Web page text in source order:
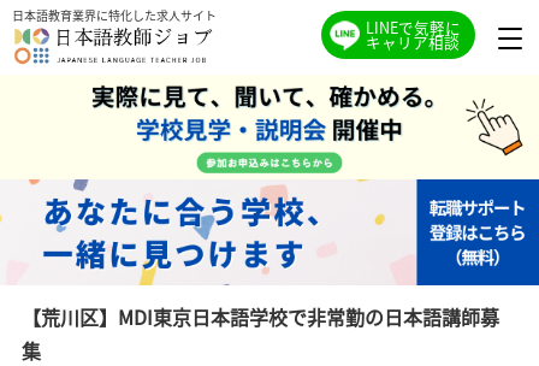
日本語教育業界に特化した求人サイト
LINEで気軽に
キャリア相談
【荒川区】MDI東京日本語学校で非常勤の日本語講師募
集